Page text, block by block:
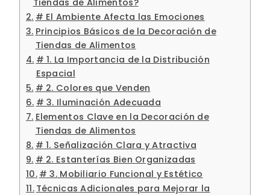
# El Ambiente Afecta las Emociones
Principios Básicos de la Decoración de
Tiendas de Alimentos
# 1. La Importancia de la Distribución
Espacial
# 2. Colores que Venden
# 3. Iluminación Adecuada
Elementos Clave en la Decoración de
Tiendas de Alimentos
# 1. Señalización Clara y Atractiva
# 2. Estanterías Bien Organizadas
# 3. Mobiliario Funcional y Estético
Técnicas Adicionales para Mejorar la